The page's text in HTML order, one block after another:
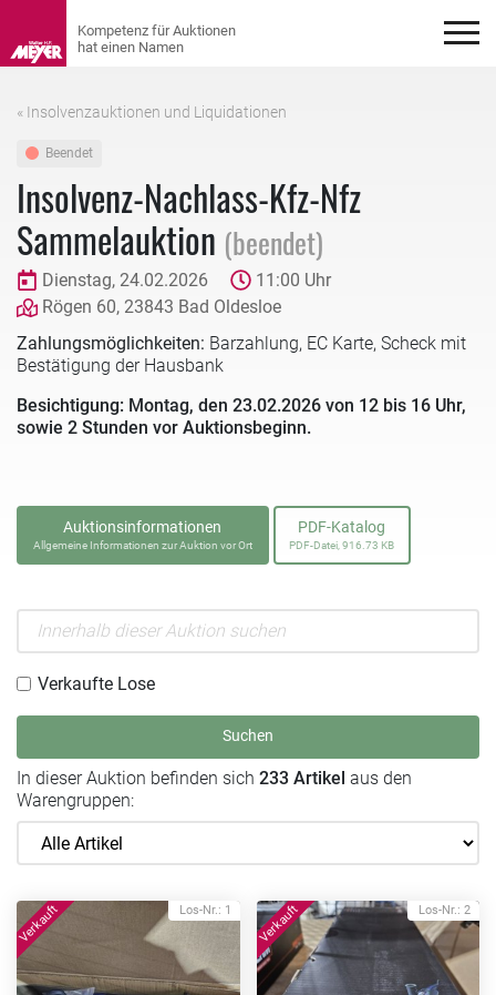
« Insolvenzauktionen und Liquidationen
Beendet
Insolvenz-Nachlass-Kfz-Nfz
Sammelauktion (beendet)
Dienstag, 24.02.2026
11:00 Uhr
Rögen 60, 23843 Bad Oldesloe
Zahlungsmöglichkeiten: Barzahlung, EC Karte, Scheck mit
Bestätigung der Hausbank
Besichtigung: Montag, den 23.02.2026 von 12 bis 16 Uhr,
sowie 2 Stunden vor Auktionsbeginn.
Auktionsinformationen
Allgemeine Informationen zur Auktion vor Ort
PDF-Katalog
PDF-Datei, 916.73 KB
Verkaufte Lose
Suchen
In dieser Auktion befinden sich 233 Artikel aus den
Warengruppen:
Los-Nr.: 1 Los-Nr.: 2